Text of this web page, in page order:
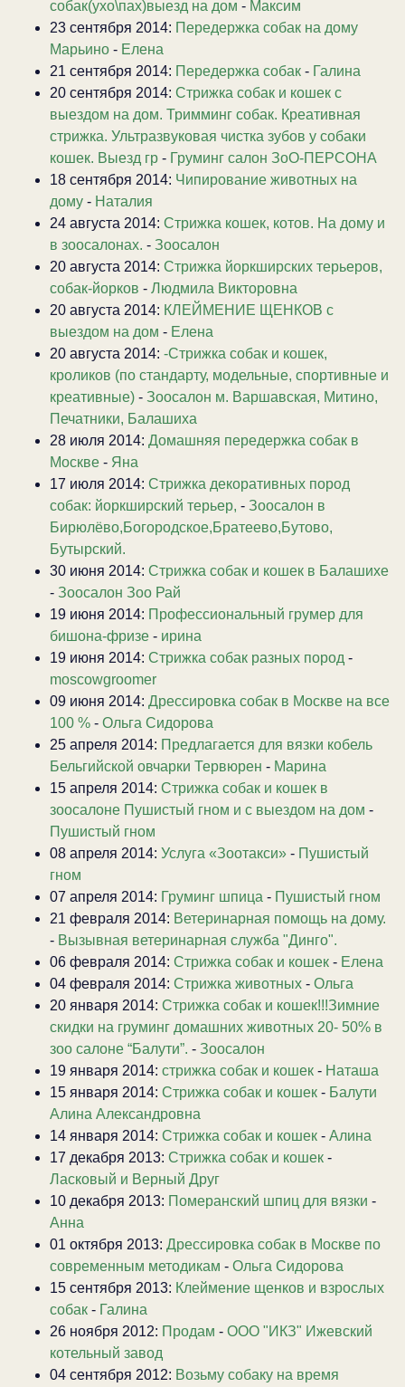
собак(ухо\пах)выезд на дом - Максим
23 сентября 2014: Передержка собак на дому
Марьино - Елена
21 сентября 2014: Передержка собак - Галина
20 сентября 2014: Стрижка собак и кошек с
выездом на дом. Тримминг собак. Креативная
стрижка. Ультразвуковая чистка зубов у собаки
кошек. Выезд гр - Груминг салон ЗоО-ПЕРСОНА
18 сентября 2014: Чипирование животных на
дому - Наталия
24 августа 2014: Стрижка кошек, котов. На дому и
в зоосалонах. - Зоосалон
20 августа 2014: Стрижка йоркширских терьеров,
собак-йорков - Людмила Викторовна
20 августа 2014: КЛЕЙМЕНИЕ ЩЕНКОВ с
выездом на дом - Елена
20 августа 2014: -Стрижка собак и кошек,
кроликов (по стандарту, модельные, спортивные и
креативные) - Зоосалон м. Варшавская, Митино,
Печатники, Балашиха
28 июля 2014: Домашняя передержка собак в
Москве - Яна
17 июля 2014: Стрижка декоративных пород
собак: йоркширский терьер, - Зоосалон в
Бирюлёво,Богородское,Братеево,Бутово,
Бутырский.
30 июня 2014: Стрижка собак и кошек в Балашихе
- Зоосалон Зоо Рай
19 июня 2014: Профессиональный грумер для
бишона-фризе - ирина
19 июня 2014: Стрижка собак разных пород -
moscowgroomer
09 июня 2014: Дрессировка собак в Москве на все
100 % - Ольга Сидорова
25 апреля 2014: Предлагается для вязки кобель
Бельгийской овчарки Тервюрен - Марина
15 апреля 2014: Стрижка собак и кошек в
зоосалоне Пушистый гном и с выездом на дом -
Пушистый гном
08 апреля 2014: Услуга «Зоотакси» - Пушистый
гном
07 апреля 2014: Груминг шпица - Пушистый гном
21 февраля 2014: Ветеринарная помощь на дому.
- Вызывная ветеринарная служба "Динго".
06 февраля 2014: Стрижка собак и кошек - Елена
04 февраля 2014: Стрижка животных - Ольга
20 января 2014: Стрижка собак и кошек!!!Зимние
скидки на груминг домашних животных 20- 50% в
зоо салоне “Балути”. - Зоосалон
19 января 2014: стрижка собак и кошек - Наташа
15 января 2014: Стрижка собак и кошек - Балути
Алина Александровна
14 января 2014: Стрижка собак и кошек - Алина
17 декабря 2013: Стрижка собак и кошек -
Ласковый и Верный Друг
10 декабря 2013: Померанский шпиц для вязки -
Анна
01 октября 2013: Дрессировка собак в Москве по
современным методикам - Ольга Сидорова
15 сентября 2013: Клеймение щенков и взрослых
собак - Галина
26 ноября 2012: Продам - ООО "ИКЗ" Ижевский
котельный завод
04 сентября 2012: Возьму собаку на время